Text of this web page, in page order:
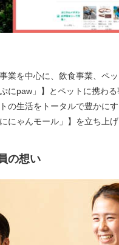
業を中心に、飲食事業、ペ
にpaw」】とペットに携わる
の生活をトータルで豊かに
にゃんモール」】を立ち上げ
の想い